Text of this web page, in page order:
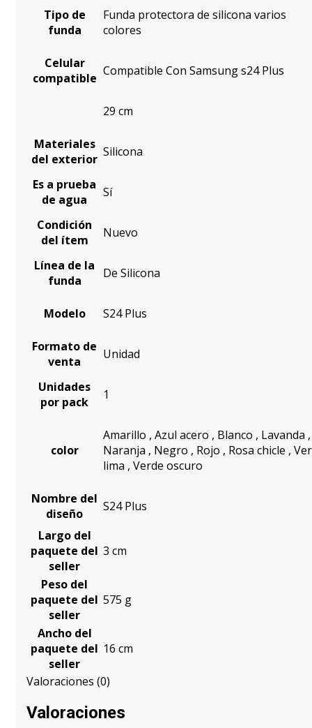
Tipo de
funda
Funda protectora de silicona varios
colores
Celular
compatible Compatible Con Samsung s24 Plus
29 cm
Materiales
del exterior Silicona
Es a prueba
de agua
Sí
Condición
del ítem
Nuevo
Línea de la
funda
De Silicona
Modelo S24 Plus
Formato de
venta
Unidad
Unidades
por pack
1
color
Amarillo , Azul acero , Blanco , Lavanda ,
Naranja , Negro , Rojo , Rosa chicle ,
lima , Verde oscuro
Nombre del
diseño
S24 Plus
Largo del
paquete del
seller
3 cm
Peso del
paquete del
seller
575 g
Ancho del
paquete del
seller
16 cm
Valoraciones (0)
Valoraciones